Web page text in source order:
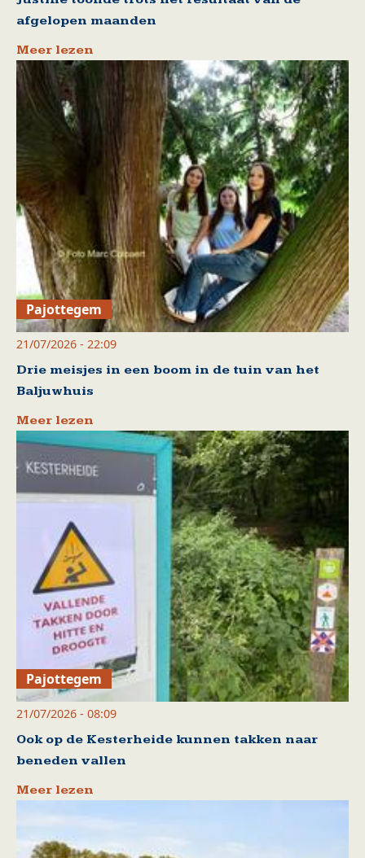
afgelopen maanden
Meer lezen
Pajottegem
21/07/2026 - 22:09
Drie meisjes in een boom in de tuin van het
Baljuwhuis
Meer lezen
Pajottegem
21/07/2026 - 08:09
Ook op de Kesterheide kunnen takken naar
beneden vallen
Meer lezen